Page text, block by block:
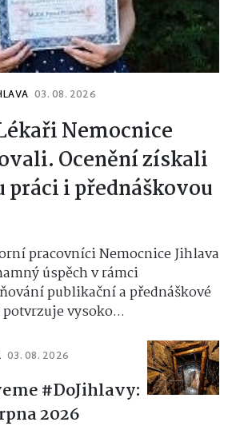
03. 08. 2026
Nemocnice
Ocenění získali
práci i přednáškovou
pracovníci Nemocnice Jihlava
úspěch v rámci
publikační a přednáškové
vysoko...
03. 08. 2026
#DoJihlavy:
2026